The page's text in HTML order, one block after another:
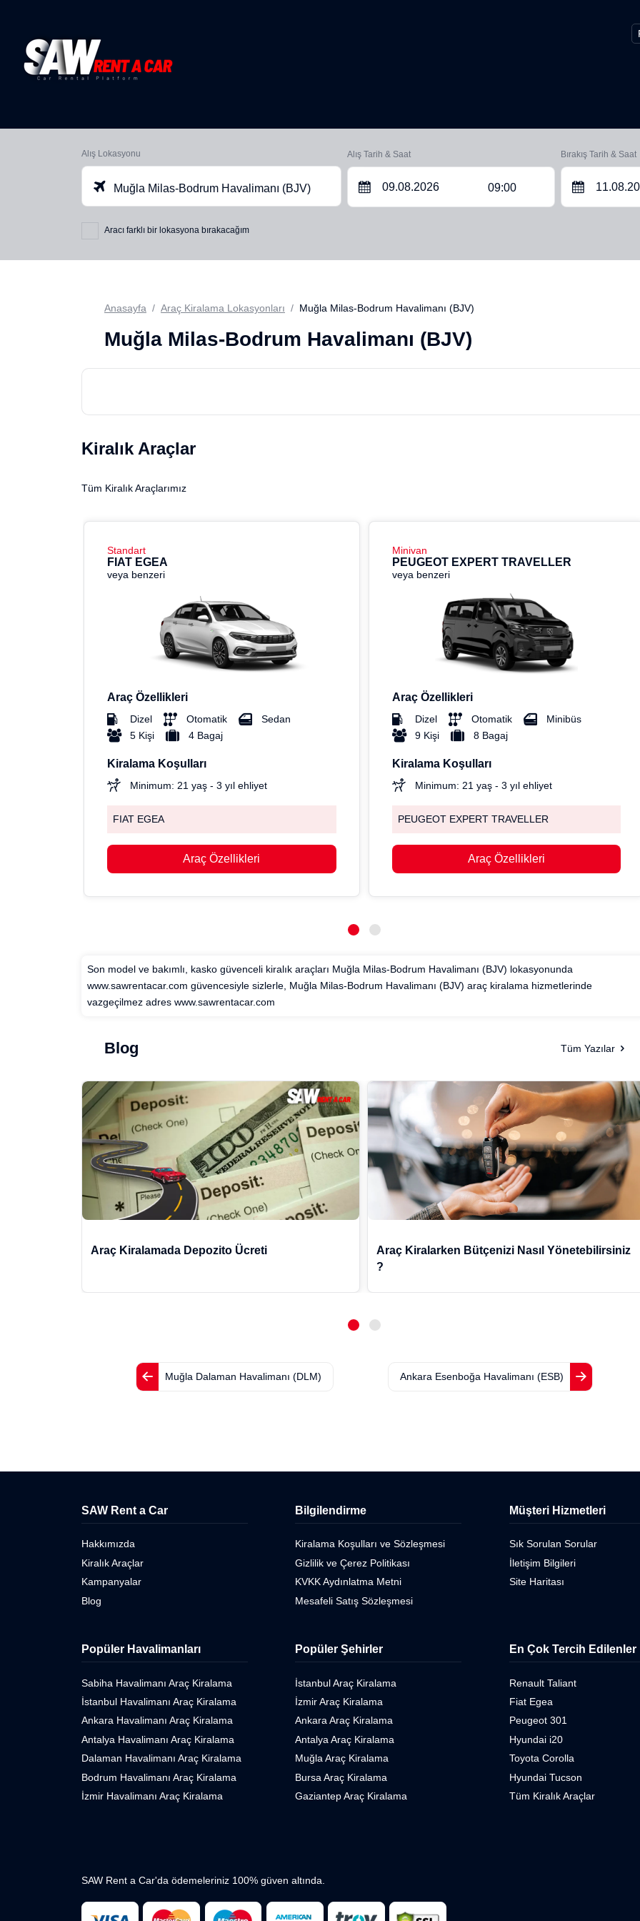
Alış Lokasyonu
Muğla Milas-Bodrum Havalimanı (BJV)
Aracı farklı bir lokasyona bırakacağım
Alış Tarih & Saat
09:00
Bırakış Tarih & Saat
Anasayfa Araç Kiralama Lokasyonları Muğla Milas-Bodrum Havalimanı (BJV)
Muğla Milas-Bodrum Havalimanı (BJV)
Kiralık Araçlar
Tüm Kiralık Araçlarımız
Standart
FIAT EGEA
veya benzeri
Araç Özellikleri
Dizel Otomatik
Sedan
5 Kişi
4 Bagaj
Kiralama Koşulları
Minimum: 21 yaş - 3 yıl ehliyet
FIAT EGEA
Araç Özellikleri
Minivan
PEUGEOT EXPERT TRAVELLER
veya benzeri
Araç Özellikleri
Dizel Otomatik
Minibüs
9 Kişi
8 Bagaj
Kiralama Koşulları
Minimum: 21 yaş - 3 yıl ehliyet
PEUGEOT EXPERT TRAVELLER
Araç Özellikleri
Son model ve bakımlı, kasko güvenceli kiralık araçları Muğla Milas-Bodrum Havalimanı (BJV) lokasyonunda
www.sawrentacar.com güvencesiyle sizlerle, Muğla Milas-Bodrum Havalimanı (BJV) araç kiralama hizmetlerinde
vazgeçilmez adres www.sawrentacar.com
Blog Tüm Yazılar
Araç Kiralamada Depozito Ücreti
Araç Kiralarken Bütçenizi Nasıl Yönetebilirsiniz
?
Muğla Dalaman Havalimanı (DLM) Ankara Esenboğa Havalimanı (ESB)
SAW Rent a Car
Hakkımızda
Kiralık Araçlar
Kampanyalar
Blog
Bilgilendirme
Kiralama Koşulları ve Sözleşmesi
Gizlilik ve Çerez Politikası
KVKK Aydınlatma Metni
Mesafeli Satış Sözleşmesi
Müşteri Hizmetleri
Sık Sorulan Sorular
İletişim Bilgileri
Site Haritası
Popüler Havalimanları
Sabiha Havalimanı Araç Kiralama
İstanbul Havalimanı Araç Kiralama
Ankara Havalimanı Araç Kiralama
Antalya Havalimanı Araç Kiralama
Dalaman Havalimanı Araç Kiralama
Bodrum Havalimanı Araç Kiralama
İzmir Havalimanı Araç Kiralama
Popüler Şehirler
İstanbul Araç Kiralama
İzmir Araç Kiralama
Ankara Araç Kiralama
Antalya Araç Kiralama
Muğla Araç Kiralama
Bursa Araç Kiralama
Gaziantep Araç Kiralama
En Çok Tercih Edilenler
Renault Taliant
Fiat Egea
Peugeot 301
Hyundai i20
Toyota Corolla
Hyundai Tucson
Tüm Kiralık Araçlar
SAW Rent a Car'da ödemeleriniz 100% güven altında.